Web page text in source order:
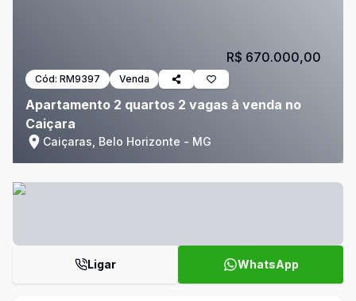
Cód: RM9397 Venda
Apartamento 2 quartos 2 vagas à venda no
Caiçara
Caiçaras, Belo Horizonte - MG
R$ 670.000,00
Ligar WhatsApp